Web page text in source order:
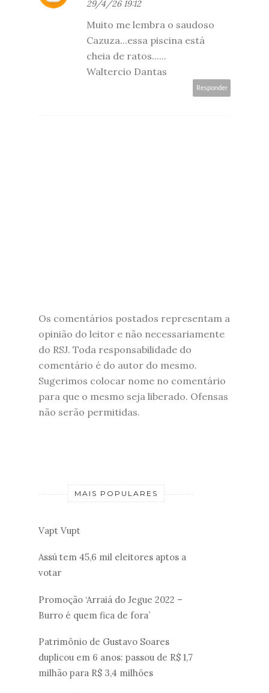
29/4/26 19:12
Muito me lembra o saudoso
Cazuza...essa piscina está
cheia de ratos......
Waltercio Dantas
Responder
Os comentários postados representam a
opinião do leitor e não necessariamente
do RSJ. Toda responsabilidade do
comentário é do autor do mesmo.
Sugerimos colocar nome no comentário
para que o mesmo seja liberado. Ofensas
não serão permitidas.
MAIS POPULARES
Vapt Vupt
Assú tem 45,6 mil eleitores aptos a
votar
Promoção ‘Arraiá do Jegue 2022 –
Burro é quem fica de fora’
Patrimônio de Gustavo Soares
duplicou em 6 anos: passou de R$ 1,7
milhão para R$ 3,4 milhões